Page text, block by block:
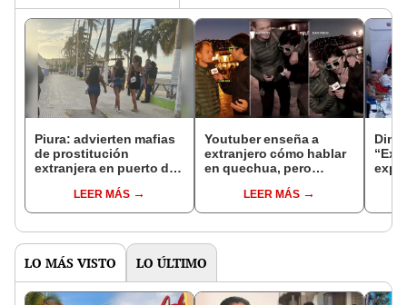
Piura: advierten mafias
de prostitución
extranjera en puerto de
LEER MÁS
Youtuber enseña a
extranjero cómo hablar
en quechua, pero
CuscoLEER MÁS
Dina
LO MÁS VISTO LO ÚLTIMO